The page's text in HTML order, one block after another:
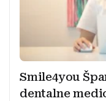
Smile4you
dentalne